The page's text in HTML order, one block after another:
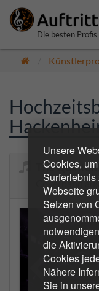
Unsere
Cookies,
Webseite
Setzen von
die
Cookies
Nähere
Sie in
Die besten
The
Coverband